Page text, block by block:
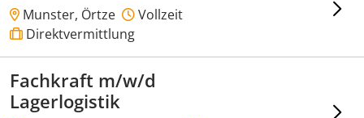
Munster, Örtze
Vollzeit
Direktvermittlung
Fachkraft m/w/d
Lagerlogistik